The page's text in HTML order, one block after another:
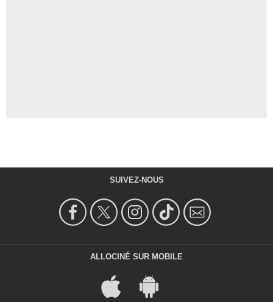
SUIVEZ-NOUS
ALLOCINÉ SUR MOBILE